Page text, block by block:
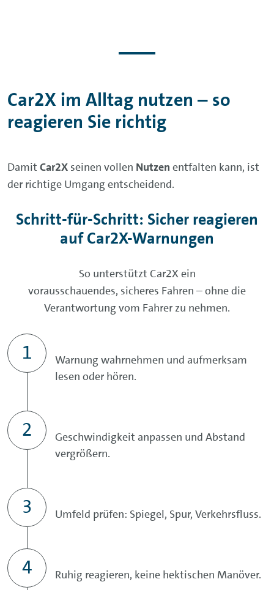
Car2X im Alltag nutzen – so
reagieren Sie richtig
Damit Car2X seinen vollen Nutzen entfalten kann, ist
der richtige Umgang entscheidend.
Schritt-für-Schritt: Sicher reagieren
auf Car2X-Warnungen
So unterstützt Car2X ein
vorausschauendes, sicheres Fahren – ohne die
Verantwortung vom Fahrer zu nehmen.
Warnung wahrnehmen und aufmerksam
lesen oder hören.
Geschwindigkeit anpassen und Abstand
vergrößern.
Umfeld prüfen: Spiegel, Spur, Verkehrsfluss.
Ruhig reagieren, keine hektischen Manöver.